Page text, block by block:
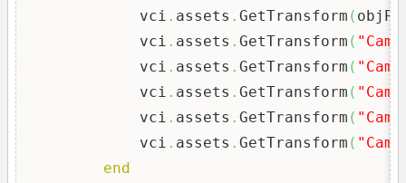
            vci
. assets . GetTransform (
            vci
. assets . GetTransform (
            vci
. assets . GetTransform (
            vci
. assets . GetTransform (
            vci
. assets . GetTransform (
            vci
. assets . GetTransform (
end